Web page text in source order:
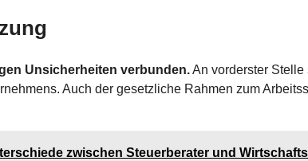
Unsicherheiten verbunden.An vorderster
Auch der gesetzliche Rahmen zum
zwischen Steuerberater und